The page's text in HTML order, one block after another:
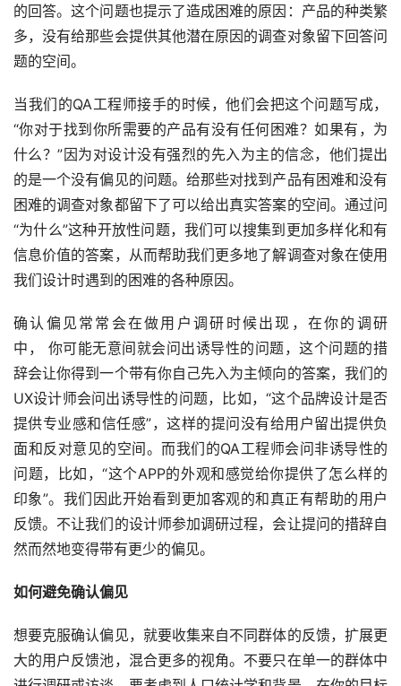
的回答。这个问题也提示了造成困难的原因：产品的种类繁
多，没有给那些会提供其他潜在原因的调查对象留下回答问
题的空间。
当我们的QA工程师接手的时候，他们会把这个问题写成，
“你对于找到你所需要的产品有没有任何困难？如果有，为
什么？”因为对设计没有强烈的先入为主的信念，他们提出
的是一个没有偏见的问题。给那些对找到产品有困难和没有
困难的调查对象都留下了可以给出真实答案的空间。通过问
“为什么”这种开放性问题，我们可以搜集到更加多样化和有
信息价值的答案，从而帮助我们更多地了解调查对象在使用
我们设计时遇到的困难的各种原因。
确认偏见常常会在做用户调研时候出现，在你的调研
中， 你可能无意间就会问出诱导性的问题，这个问题的措
辞会让你得到一个带有你自己先入为主倾向的答案，我们的
UX设计师会问出诱导性的问题，比如，“这个品牌设计是否
提供专业感和信任感”，这样的提问没有给用户留出提供负
面和反对意见的空间。而我们的QA工程师会问非诱导性的
问题，比如，“这个APP的外观和感觉给你提供了怎么样的
印象”。我们因此开始看到更加客观的和真正有帮助的用户
反馈。不让我们的设计师参加调研过程，会让提问的措辞自
然而然地变得带有更少的偏见。
如何避免确认偏见
想要克服确认偏见，就要收集来自不同群体的反馈，扩展更
大的用户反馈池，混合更多的视角。不要只在单一的群体中